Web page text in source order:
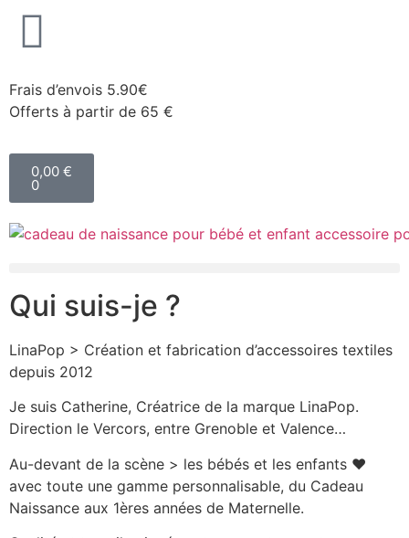
Frais d’envois 5.90€
Offerts à partir de 65 €
0,00 €
0
Qui suis-je ?
LinaPop > Création et fabrication d’accessoires textiles
depuis 2012
Je suis Catherine, Créatrice de la marque LinaPop.
Direction le Vercors, entre Grenoble et Valence…
Au-devant de la scène > les bébés et les enfants ♥
avec toute une gamme personnalisable, du Cadeau
Naissance aux 1ères années de Maternelle.